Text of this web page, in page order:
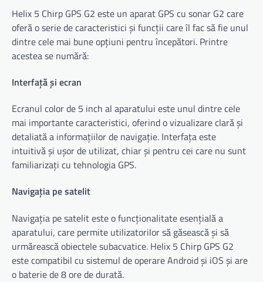
Helix 5 Chirp GPS G2 este un aparat GPS cu sonar G2 care
oferă o serie de caracteristici și funcții care îl fac să fie unul
dintre cele mai bune opțiuni pentru începători. Printre
acestea se numără:
Interfață și ecran
Ecranul color de 5 inch al aparatului este unul dintre cele
mai importante caracteristici, oferind o vizualizare clară și
detaliată a informațiilor de navigație. Interfața este
intuitivă și ușor de utilizat, chiar și pentru cei care nu sunt
familiarizați cu tehnologia GPS.
Navigația pe satelit
Navigația pe satelit este o funcționalitate esențială a
aparatului, care permite utilizatorilor să găsească și să
urmărească obiectele subacvatice. Helix 5 Chirp GPS G2
este compatibil cu sistemul de operare Android și iOS și are
o baterie de 8 ore de durată.